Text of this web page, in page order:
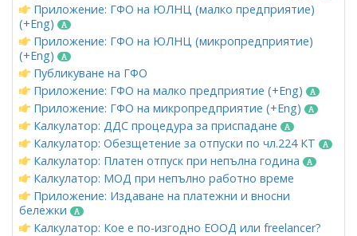
Приложение: ГФО на ЮЛНЦ (малко предприятие)
(+Eng)
Приложение: ГФО на ЮЛНЦ (микропредприятие)
(+Eng)
Публикуване на ГФО
Приложение: ГФО на малко предприятие (+Eng)
Приложение: ГФО на микропредприятие (+Eng)
Калкулатор: ДДС процедура за приспадане
Калкулатор: Обезщетение за отпуски по чл.224 КТ
Калкулатор: Платен отпуск при непълна година
Калкулатор: МОД при непълно работно време
Приложение: Издаване на платежни и вносни
бележки
Калкулатор: Кое е по-изгодно ЕООД или freelancer?